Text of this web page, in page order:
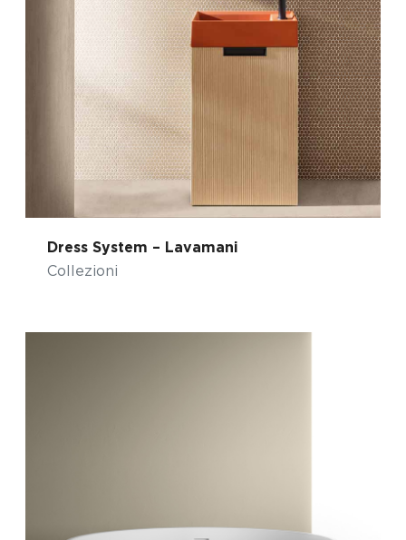
Dress System – Lavamani
Collezioni